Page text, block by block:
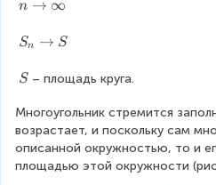
1
_
}
}
=
\
ll
_
n
ri
h
t
a
r
\r
ig
ht
ar
ro
w
A
_
1
M
n
ri
h
a
r
r
o
n → ∞
S
n
ri
g
h
t
Sn → S
\
S
S – площадь круга.
Многоугольник стремится
возрастает, и поскольку сам
описанной окружностью, то и
площадью этой окружности